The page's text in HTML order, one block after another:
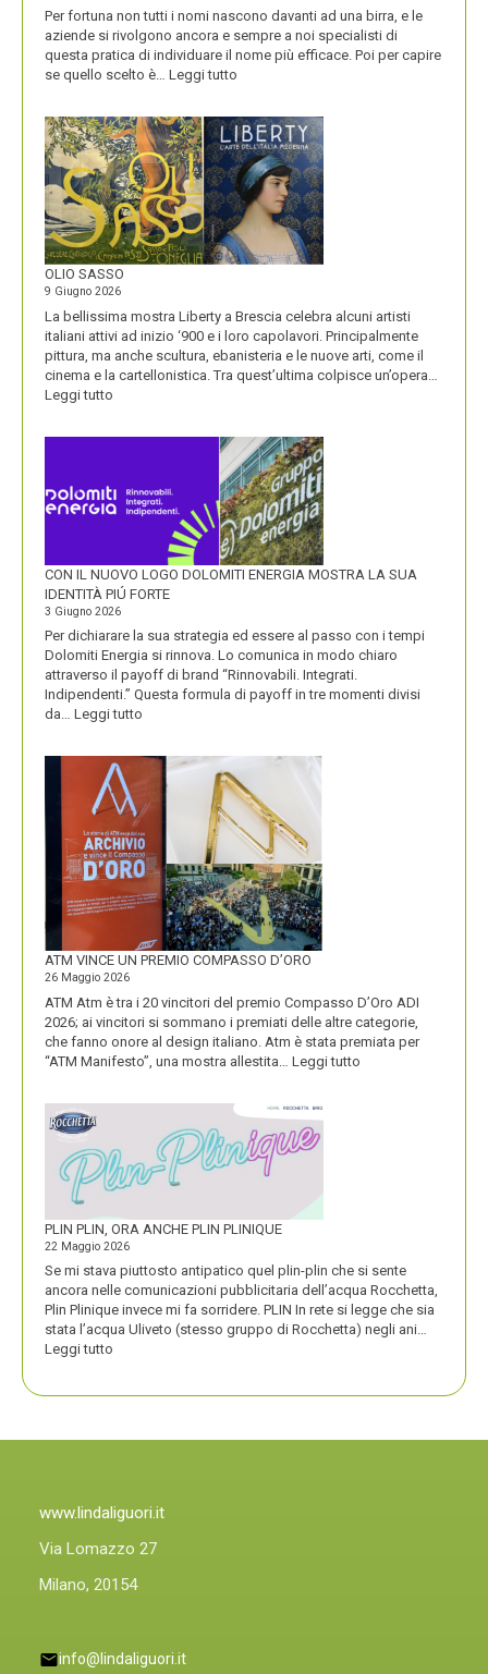
Per fortuna non tutti i nomi nascono davanti ad una birra, e le
aziende si rivolgono ancora e sempre a noi specialisti di
questa pratica di individuare il nome più efficace. Poi per capire
se quello scelto è… Leggi tutto
BLACKBERRY,
LA
STORIA
E
LA
VISIONE
ALL’ORIGINE
DI
NOME
OLIO SASSO
9 Giugno 2026
La bellissima mostra Liberty a Brescia celebra alcuni artisti
italiani attivi ad inizio ‘900 e i loro capolavori. Principalmente
pittura, ma anche scultura, ebanisteria e le nuove arti, come il
cinema e la cartellonistica. Tra quest’ultima colpisce un’opera…
Leggi tutto
CON IL NUOVO LOGO DOLOMITI ENERGIA MOSTRA LA SUA
IDENTITÀ PIÚ FORTE
3 Giugno 2026
Per dichiarare la sua strategia ed essere al passo con i tempi
Dolomiti Energia si rinnova. Lo comunica in modo chiaro
attraverso il payoff di brand “Rinnovabili. Integrati.
Indipendenti.” Questa formula di payoff in tre momenti divisi
da… Leggi tutto
IL
NUOVO
LOGO
DOLOMITI
ENERGIA
MOSTRA
LA
SUA
IDENTITÀ
FORTE
ATM VINCE UN PREMIO COMPASSO D’ORO
26 Maggio 2026
ATM Atm è tra i 20 vincitori del premio Compasso D’Oro ADI
2026; ai vincitori si sommano i premiati delle altre categorie,
che fanno onore al design italiano. Atm è stata premiata per
“ATM Manifesto”, una mostra allestita… Leggi tutto
PLIN PLIN, ORA ANCHE PLIN PLINIQUE
22 Maggio 2026
Se mi stava piuttosto antipatico quel plin-plin che si sente
ancora nelle comunicazioni pubblicitaria dell’acqua Rocchetta,
Plin Plinique invece mi fa sorridere. PLIN In rete si legge che sia
stata l’acqua Uliveto (stesso gruppo di Rocchetta) negli ani…
Leggi tutto
www.lindaliguori.it
Via Lomazzo 27
Milano, 20154
info@lindaliguori.it